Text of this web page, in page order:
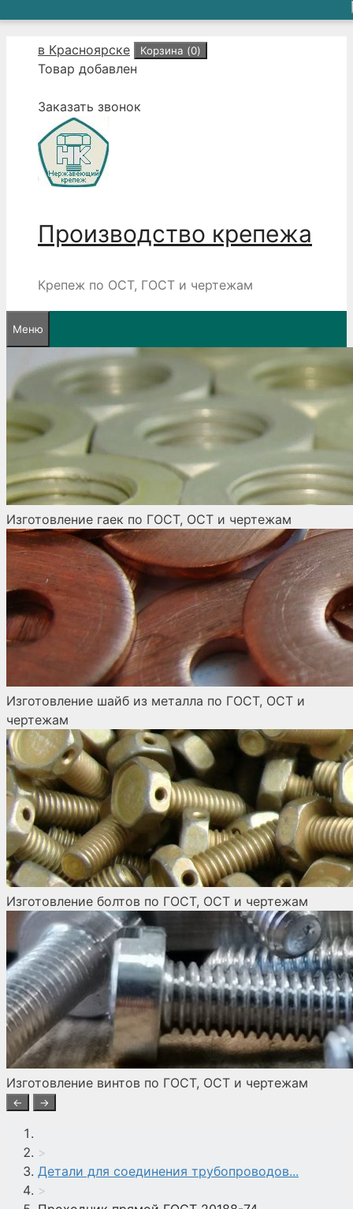
Перейтив Красноярске Корзина (0)
Товар добавлен
Заказать звонок
Производство крепежа
Крепеж по ОСТ, ГОСТ и чертежам
Меню
Изготовление гаек по ГОСТ, ОСТ и чертежам
Изготовление шайб из металла по ГОСТ, ОСТ и
чертежам
Изготовление болтов по ГОСТ, ОСТ и чертежам
Изготовление винтов по ГОСТ, ОСТ и чертежам
← →
>
Детали для соединения трубопроводов...
>